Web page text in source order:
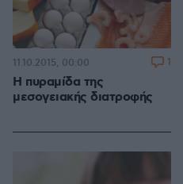
Η πυραμίδα της
μεσογειακής διατροφής
11.10.2015, 00:00 1